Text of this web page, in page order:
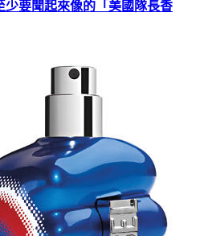
少要聞起來像的「美國隊長香